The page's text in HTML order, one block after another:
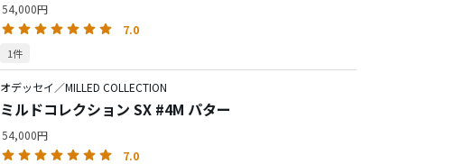
54,000円
7.0
1件
オデッセイ／MILLED COLLECTION
ミルドコレクション SX #4M パター
54,000円
7.0